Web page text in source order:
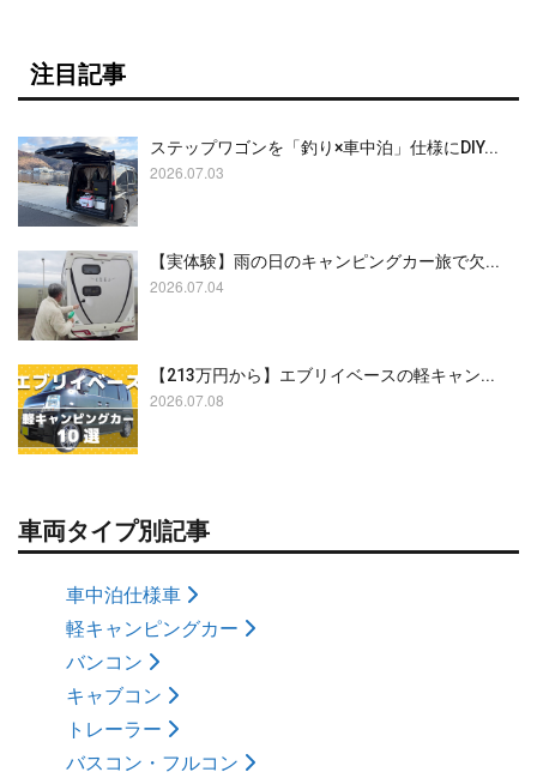
注目記事
ステップワゴンを「釣り×車中泊」仕様にDIY...
2026.07.03
【実体験】雨の日のキャンピングカー旅で欠...
2026.07.04
【213万円から】エブリイベースの軽キャン...
2026.07.08
車両タイプ別記事
車中泊仕様車
軽キャンピングカー
バンコン
キャブコン
トレーラー
バスコン・フルコン